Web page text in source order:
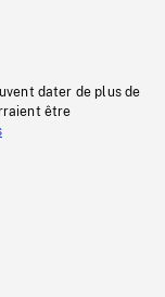
dater de plus de
être